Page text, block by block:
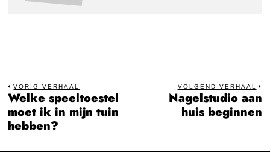
Bericht
navigatie
VORIG VERHAAL
Previous
post:
Welke speeltoestel
moet ik in mijn tuin
hebben?
VOLGEND VERHAAL
Nagelstudio aan
huis beginnen